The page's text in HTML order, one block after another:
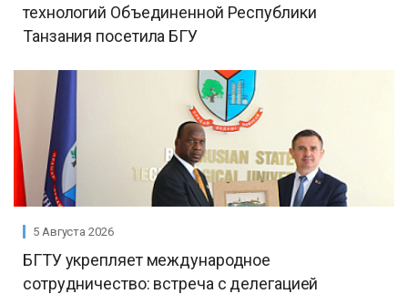
технологий Объединенной Республики
Танзания посетила БГУ
5 Августа 2026
БГТУ укрепляет международное
сотрудничество: встреча с делегацией